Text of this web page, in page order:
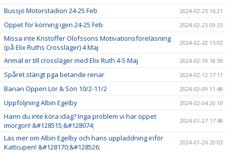
Bussjö Motorstadion 24-25 Feb 2024-02-25 16:21
Öppet för körning igen 24-25 Feb 2024-02-23 09:33
Missa inte Kristoffer Olofssons Motivationsföreläsning
(på Elix Ruths Crossläger) 4 Maj
2024-02-22 15:02
Anmäl er till crossläger med Elix Ruth 4-5 Maj 2024-02-19 18:59
Spåret stängt pga betande renar 2024-02-12 17:11
Banan Öppen Lör & Sön 10/2-11/2 2024-02-09 11:48
Uppföljning Albin Egelby 2024-02-04 20:10
Hann du inte köra idag? Inga problem vi har öppet
imorgon! &#128515;&#128074;
2024-01-27 17:48
Läs mer om Albin Egelby och hans uppladdning inför
Kattcupen! &#128170;&#128526;
2024-01-26 20:03